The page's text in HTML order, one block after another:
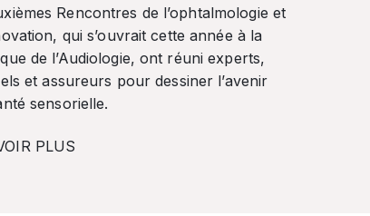
Rencontres de l’ophtalmologie et
qui s’ouvrait cette année à la
de l’Audiologie, ont réuni experts,
et assureurs pour dessiner l’avenir
sensorielle.
PLUS